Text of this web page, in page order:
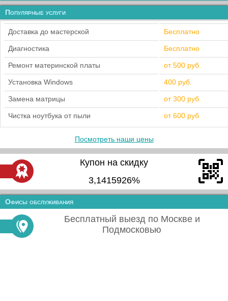
Популярные услуги
Доставка до мастерской Бесплатно
Диагностика Бесплатно
Ремонт материнской платы от 500 руб.
Установка Windows 400 руб.
Замена матрицы от 300 руб.
Чистка ноутбука от пыли от 600 руб.
Посмотреть наши цены
Купон на скидку
3,1415926%
Офисы обслуживания
Бесплатный выезд по Москве и
Подмосковью